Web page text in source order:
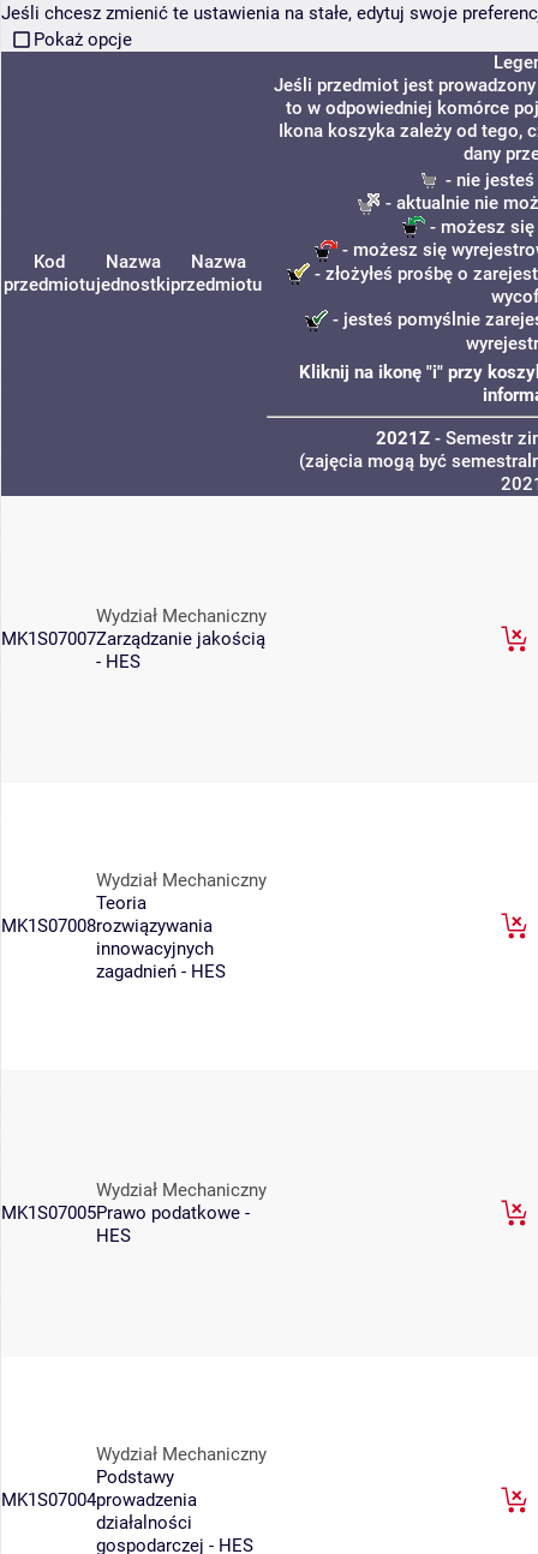
Jeśli chcesz zmienić te ustawienia na stałe, edytuj swoje
Pokaż opcje
Kod
przedmiotu
Nazwa
jednostki
Nazwa
przedmiotu
Jeśli przedmiot jest
to w odpowiedniej komórce
Ikona koszyka zależy od tego,
dany
- nie
- aktualnie nie
- możesz się
- możesz się
- złożyłeś prośbę o
- jesteś pomyślnie
Kliknij na ikonę "i" przy
2021Z - Semestr
(zajęcia mogą być
MK1S07007
Wydział Mechaniczny
Zarządzanie jakością
- HES
MK1S07008
Wydział Mechaniczny
Teoria
rozwiązywania
innowacyjnych
zagadnień - HES
MK1S07005
Wydział Mechaniczny
Prawo podatkowe -
HES
MK1S07004
Wydział Mechaniczny
Podstawy
prowadzenia
działalności
gospodarczej - HES